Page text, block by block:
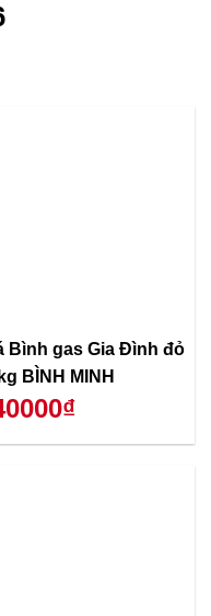
Bình gas Gia Đình đỏ
BÌNH MINH